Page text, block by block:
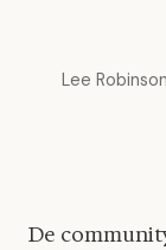
Lee
De